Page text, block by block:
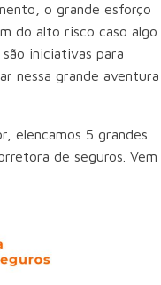
o grande esforço
do alto risco caso algo
iniciativas para
nessa grande aventura
elencamos 5 grandes
de seguros. Vem